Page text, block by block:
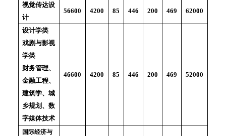
视觉传达设
计
56600 4200 85 446 200 469 62000
设计学类
戏剧与影视
学类
财务管理、
金融工程、
建筑学、城
乡规划、数
字媒体技术
46600 4200 85 446 200 469 52000
国际经济与